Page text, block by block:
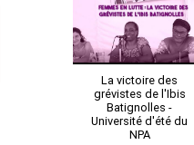
La victoire des
grévistes de l'Ibis
Batignolles -
Université d'été du
NPA